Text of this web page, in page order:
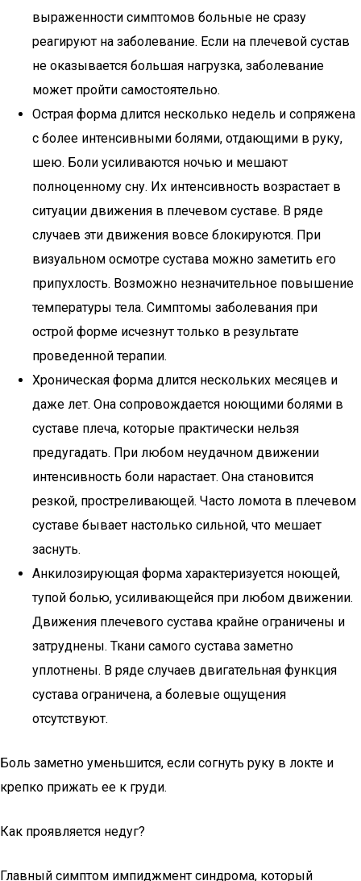
выраженности симптомов больные не сразу
реагируют на заболевание. Если на плечевой сустав
не оказывается большая нагрузка, заболевание
может пройти самостоятельно.
Острая форма длится несколько недель и сопряжена
с более интенсивными болями, отдающими в руку,
шею. Боли усиливаются ночью и мешают
полноценному сну. Их интенсивность возрастает в
ситуации движения в плечевом суставе. В ряде
случаев эти движения вовсе блокируются. При
визуальном осмотре сустава можно заметить его
припухлость. Возможно незначительное повышение
температуры тела. Симптомы заболевания при
острой форме исчезнут только в результате
проведенной терапии.
Хроническая форма длится нескольких месяцев и
даже лет. Она сопровождается ноющими болями в
суставе плеча, которые практически нельзя
предугадать. При любом неудачном движении
интенсивность боли нарастает. Она становится
резкой, простреливающей. Часто ломота в плечевом
суставе бывает настолько сильной, что мешает
заснуть.
Анкилозирующая форма характеризуется ноющей,
тупой болью, усиливающейся при любом движении.
Движения плечевого сустава крайне ограничены и
затруднены. Ткани самого сустава заметно
уплотнены. В ряде случаев двигательная функция
сустава ограничена, а болевые ощущения
отсутствуют.
Боль заметно уменьшится, если согнуть руку в локте и
крепко прижать ее к груди.
Как проявляется недуг?
Главный симптом импиджмент синдрома, который